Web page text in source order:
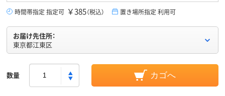
時間帯指定 指定可 ￥385（税込） 置き場所指定 利用可
お届け先住所：
東京都江東区
数量 カゴへ